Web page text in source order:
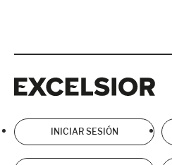
INICIAR SESIÓN